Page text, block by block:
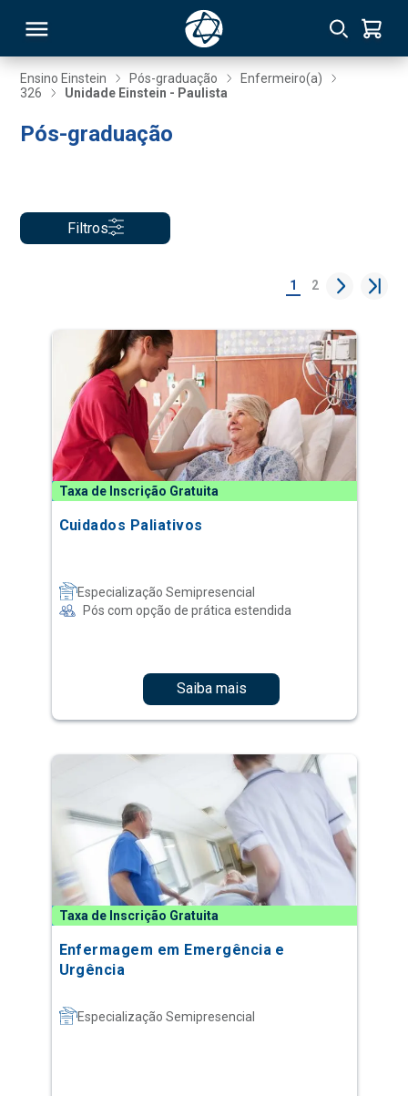
Ensino Einstein Pós-graduação
Enfermeiro(a)
326
Unidade Einstein - Paulista
Pós-graduação
Filtros
1 2
Taxa de Inscrição Gratuita
Cuidados Paliativos
Especialização Semipresencial
Pós com opção de prática estendida
Saiba mais
Taxa de Inscrição Gratuita
Enfermagem em Emergência e
Urgência
Especialização Semipresencial